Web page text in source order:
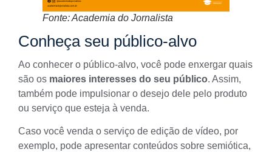
Fonte: Academia do Jornalista
Conheça seu público-alvo
Ao conhecer o público-alvo, você pode enxergar quais
são os maiores interesses do seu público. Assim,
também pode impulsionar o desejo dele pelo produto
ou serviço que esteja à venda.
Caso você venda o serviço de edição de vídeo, por
exemplo, pode apresentar conteúdos sobre semiótica,